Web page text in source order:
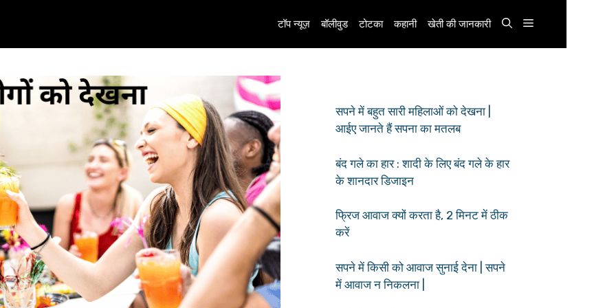
टॉप न्यूज़ बॉलीवुड टोटका कहानी खेती की जानकारी
सपने में बहुत सारी महिलाओं को देखना |
आईए जानते हैं सपना का मतलब
बंद गले का हार : शादी के लिए बंद गले के हार
के शानदार डिजाइन
फ्रिज आवाज क्यों करता है, 2 मिनट में ठीक
करें
सपने में किसी को आवाज सुनाई देना | सपने
में आवाज न निकलना |